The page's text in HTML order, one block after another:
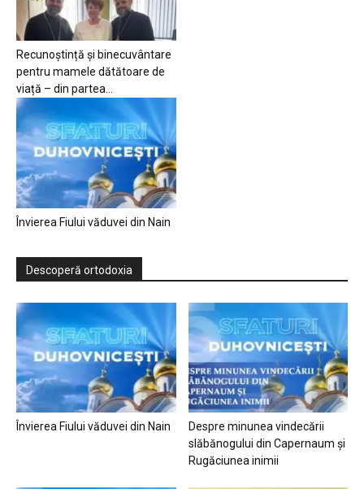
Recunoștință și binecuvântare
pentru mamele dătătoare de
viață – din partea...
Învierea Fiului văduvei din Nain
Descoperă ortodoxia
Învierea Fiului văduvei din Nain
Despre minunea vindecării
slăbănogului din Capernaum și
Rugăciunea inimii